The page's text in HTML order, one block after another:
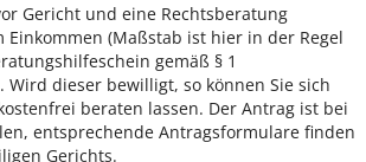
Gericht und eine Rechtsberatung
(Maßstab ist hier in der Regel
gemäß § 1
Wird dieser bewilligt, so können Sie sich
beraten lassen. Der Antrag ist bei
entsprechende Antragsformulare finden
Gerichts.